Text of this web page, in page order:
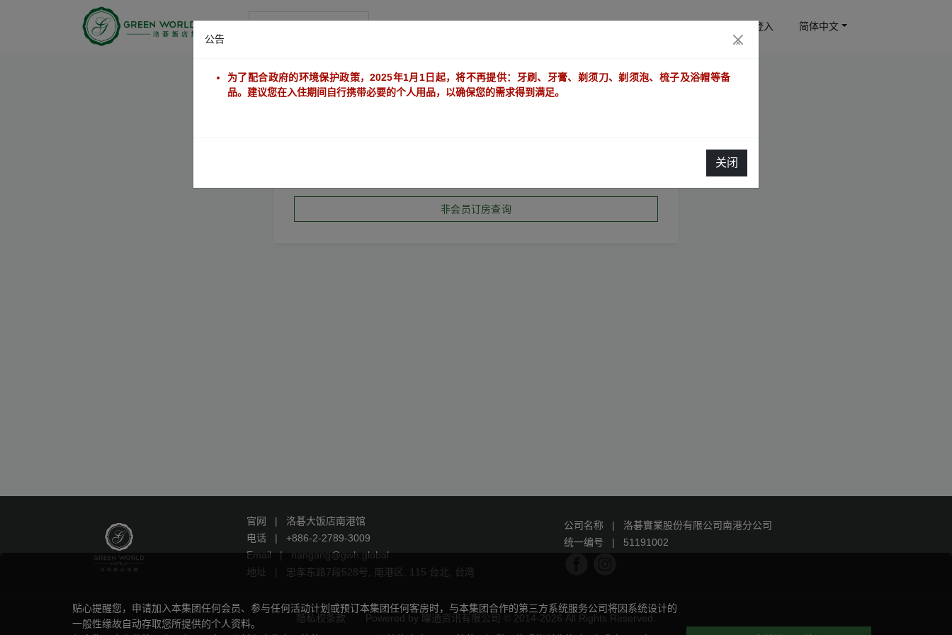
会员登入 简体中文
非会员订房查询
官网 |
洛碁大饭店南港馆
电话
|
+886-2-2789-3009
Email
|
nangang@gwh.global
地址
忠孝东路7段528号, 南港区, 115 台北, 台湾
公司名称 |
洛碁實業股份有限公司南港分公司
统一编号
| 51191002
隐私权条款 Powered by 曜通资讯有限公司 © 2014-2026 All Rights Reserved.
公告 ×
为了配合政府的环境保护政策，2025年1月1日起，将不再提供：牙刷、牙膏、剃须刀、剃须泡、梳子及浴帽等备
品。建议您在入住期间自行携带必要的个人用品，以确保您的需求得到满足。
关闭
贴心提醒您，申请加入本集团任何会员、参与任何活动计划或预订本集团任何客房时，与本集团合作的第三方系统服务公司将因系统设计的
一般性缘故自动存取您所提供的个人资料。